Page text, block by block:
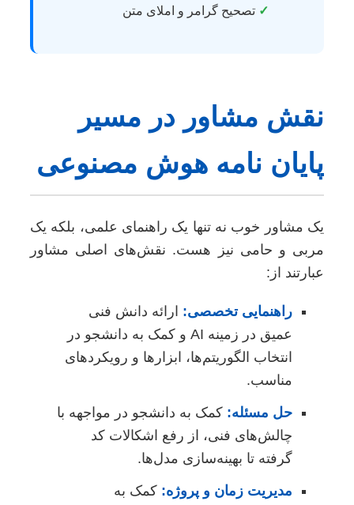
✓ تصحیح گرامر و املای متن
نقش مشاور در مسیر
پایان نامه هوش مصنوعی
یک مشاور خوب نه تنها یک راهنمای علمی، بلکه یک
مربی و حامی نیز هست. نقش‌های اصلی مشاور
عبارتند از:
راهنمایی تخصصی: ارائه دانش فنی
عمیق در زمینه AI و کمک به دانشجو در
انتخاب الگوریتم‌ها، ابزارها و رویکردهای
مناسب.
حل مسئله: کمک به دانشجو در مواجهه با
چالش‌های فنی، از رفع اشکالات کد
گرفته تا بهینه‌سازی مدل‌ها.
مدیریت زمان و پروژه: کمک به